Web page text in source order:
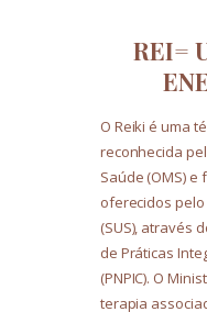
REI=
O Reiki é uma
reconhecida
Saúde (OMS)
oferecidos
(SUS), através
de Práticas
(PNPIC). O
terapia